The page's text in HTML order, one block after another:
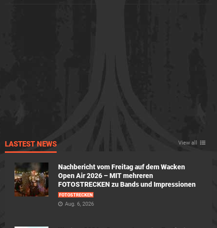
LASTEST NEWS View all
Nachbericht vom Freitag auf dem Wacken
Open Air 2026 – MIT mehreren
FOTOSTRECKEN zu Bands und Impressionen
FOTOSTRECKEN
Aug. 6, 2026